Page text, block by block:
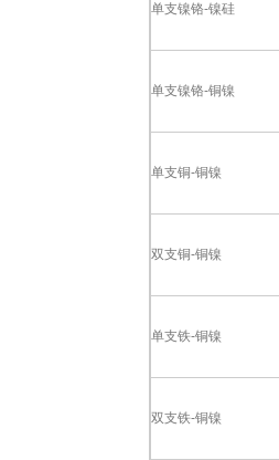
单支镍铬-镍硅
单支镍铬-铜镍
单支铜-铜镍
双支铜-铜镍
单支铁-铜镍
双支铁-铜镍